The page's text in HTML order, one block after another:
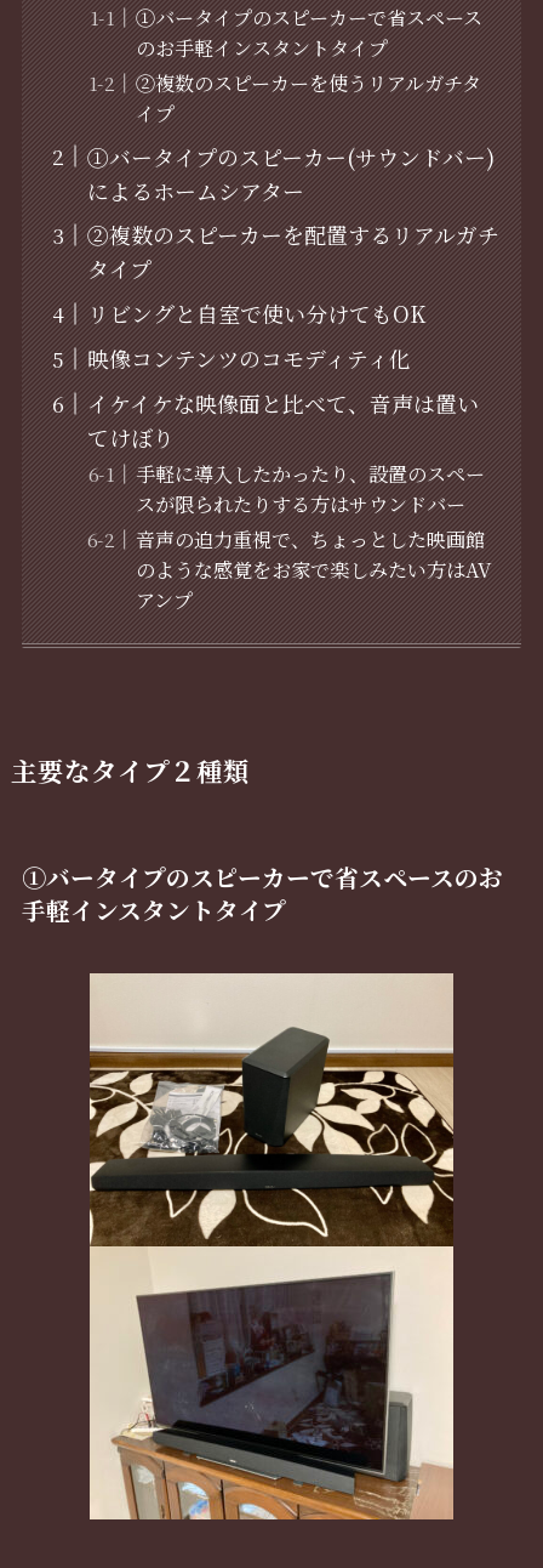
①バータイプのスピーカーで省スペース
のお手軽インスタントタイプ
②複数のスピーカーを使うリアルガチタ
イプ
①バータイプのスピーカー(サウンドバー)
によるホームシアター
②複数のスピーカーを配置するリアルガチ
タイプ
リビングと自室で使い分けてもOK
映像コンテンツのコモディティ化
イケイケな映像面と比べて、音声は置い
てけぼり
手軽に導入したかったり、設置のスペー
スが限られたりする方はサウンドバー
音声の迫力重視で、ちょっとした映画館
のような感覚をお家で楽しみたい方はAV
アンプ
主要なタイプ２種類
①バータイプのスピーカーで省スペースのお
手軽インスタントタイプ